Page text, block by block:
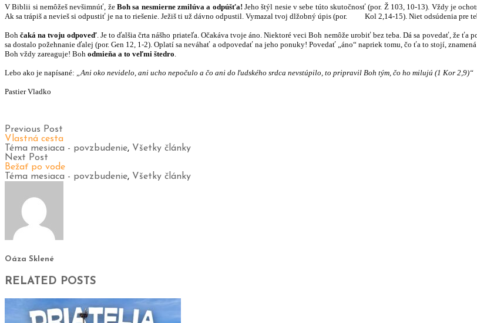
V Biblii si nemôžeš nevšimnúť, že Boh sa nesmierne zmilúva a odpúšťa! Jeho štýl nesie v sebe túto skutočnosť (por. Ž 103, 10-13). Vždy je
Ak sa trápiš a nevieš si odpustiť je na to riešenie. Ježiš ti už dávno odpustil. Vymazal tvoj dlžobný úpis (por. Kol 2,14-15). Niet odsúdenia pre
Bohčaká na tvoju odpoveď. Je to ďalšia črta nášho priateľa. Očakáva tvoje áno. Niektoré veci Boh nemôže urobiť bez teba. Dá sa povedať, že
sa dostalo požehnanie ďalej (por. Gen 12, 1-2). Oplatí sa neváhať a odpovedať na jeho ponuky! Povedať „áno“ napriek tomu, čo ťa to stojí,
Boh vždy zareaguje! Boh odmieňa a to veľmi štedro
Lebo ako je napísané: „Ani oko nevidelo, ani ucho nepočulo a čo ani do ľudského srdca nevstúpilo, to pripravil Boh tým, čo ho milujú (1 Kor 2,9)“
Pastier Vladko
Previous Post
Vlastná cesta
Téma mesiaca - povzbudenie, Všetky články
Next Post
Bežať po vode
Téma mesiaca - povzbudenie, Všetky články
Oáza Sklené
RELATED POSTS